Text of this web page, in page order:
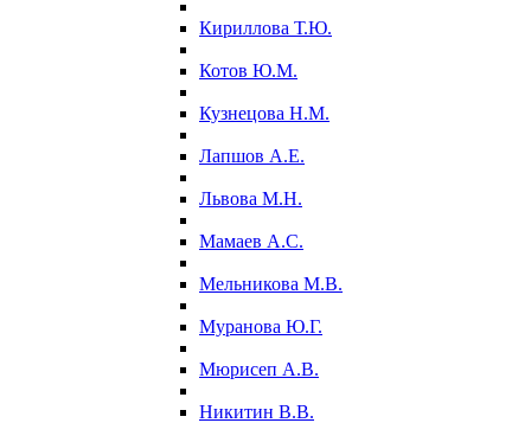
Кириллова Т.Ю.
Котов Ю.М.
Кузнецова Н.М.
Лапшов А.Е.
Львова М.Н.
Мамаев А.С.
Мельникова М.В.
Муранова Ю.Г.
Мюрисеп А.В.
Никитин В.В.